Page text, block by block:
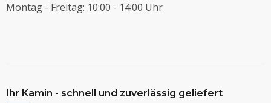
Montag - Freitag: 10:00 - 14:00 Uhr
Ihr Kamin - schnell und zuverlässig geliefert